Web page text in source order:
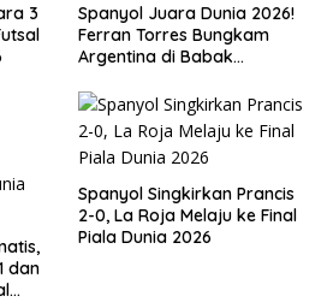
3
Spanyol Juara Dunia 2026!
Ferran Torres Bungkam
Argentina di Babak
dan
Spanyol Singkirkan Prancis
2-0, La Roja Melaju ke Final
Piala Dunia 2026